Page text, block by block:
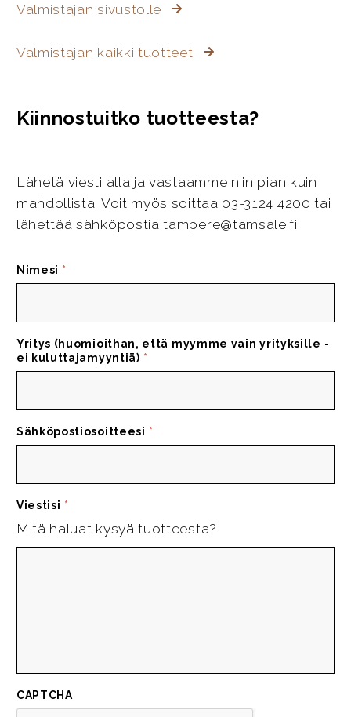
Valmistajan sivustolle
Valmistajan kaikki tuotteet
Kiinnostuitko tuotteesta?
Lähetä viesti alla ja vastaamme niin pian kuin
mahdollista. Voit myös soittaa 03-3124 4200 tai
lähettää sähköpostia tampere@tamsale.fi.
Nimesi *
Yritys (huomioithan, että myymme vain yrityksille -
ei kuluttajamyyntiä) *
Sähköpostiosoitteesi *
Viestisi *
Mitä haluat kysyä tuotteesta?
CAPTCHA